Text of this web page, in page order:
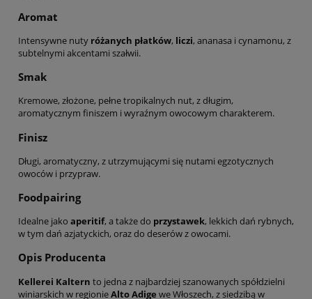
Aromat
Intensywne nuty różanych płatków, liczi, ananasa i cynamonu, z
subtelnymi akcentami szałwii.
Smak
Kremowe, złożone, pełne tropikalnych nut, z długim,
aromatycznym finiszem i wyraźnym owocowym charakterem.
Finisz
Długi, aromatyczny, z utrzymującymi się nutami egzotycznych
owoców i przypraw.
Foodpairing
Idealne jako aperitif, a także do przystawek, lekkich dań rybnych,
w tym dań azjatyckich, oraz do deserów z owocami.
Opis Producenta
Kellerei Kaltern to jedna z najbardziej szanowanych spółdzielni
winiarskich w regionieAlto Adige we Włoszech, z siedzibą w